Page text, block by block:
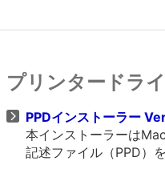
プリンタードラ
PPDインストーラー
本インストーラーは
記述ファイル（PPD）